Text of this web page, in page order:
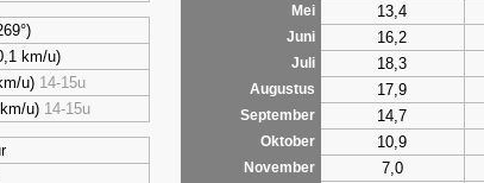
km/u)
u) 14-15u
u) 14-15u
Mei
13,4
Juni
16,2
Juli
18,3
Augustus
17,9
September
14,7
Oktober
10,9
November
7,0